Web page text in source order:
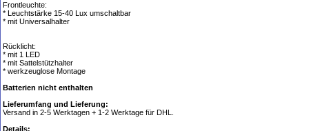
Frontleuchte:
* Leuchtstärke 15-40 Lux umschaltbar
* mit Universalhalter
Rücklicht:
* mit 1 LED
* mit Sattelstützhalter
* werkzeuglose Montage
Batterien nicht enthalten
Lieferumfang und Lieferung:
Versand in 2-5 Werktagen + 1-2 Werktage für DHL.
Details: